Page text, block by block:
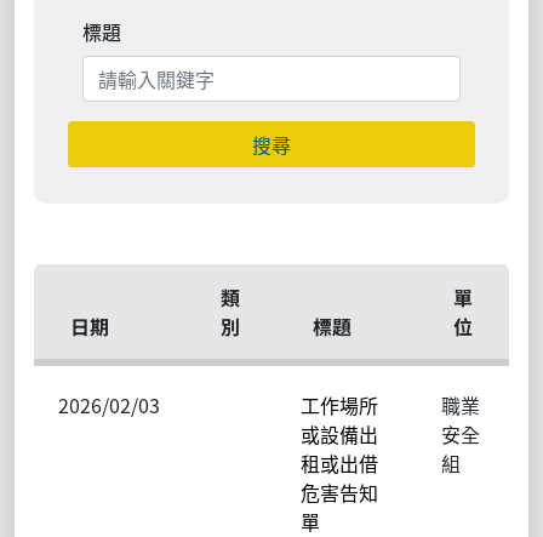
標題
搜尋
日期
類
別
標題
單
位
2026/02/03
工作場所
或設備出
租或出借
危害告知
單
職業
安全
組